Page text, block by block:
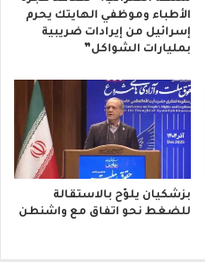
الأطباء وموظفي الهايتك يحرم
إسرائيل من إيرادات ضريبية
بمليارات الشواكل”
بزشكيان يلوّح بالاستقالة
للضغط نحو اتفاق مع واشنطن